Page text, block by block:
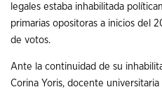
legales estaba inhabilitada
primarias opositoras a inicios del
de votos.
Ante la continuidad de su
Corina Yoris, docente